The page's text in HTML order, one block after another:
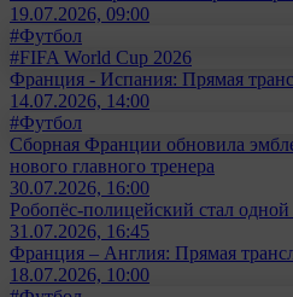
19.07.2026, 09:00
#Футбол
#FIFA World Cup 2026
Франция - Испания: Прямая
14.07.2026, 14:00
#Футбол
Сборная Франции обновила
нового главного тренера
30.07.2026, 16:00
Робопёс-полицейский стал одной
31.07.2026, 16:45
Франция – Англия: Прямая
18.07.2026, 10:00